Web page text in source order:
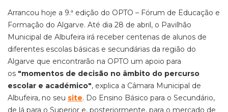
Arrancou hoje a 9.ª edição do OPTO – Fórum de Educação e
Formação do Algarve. Até dia 28 de abril, o Pavilhão
Municipal de Albufeira irá receber centenas de alunos de
diferentes escolas básicas e secundárias da região do
Algarve que encontrarão na OPTO um apoio para
os "momentos de decisão no âmbito do percurso
escolar e académico", explica a Câmara Municipal de
Albufeira, no seu site. Do Ensino Básico para o Secundário,
de lá para o Superior e, posteriormente, para o mercado de